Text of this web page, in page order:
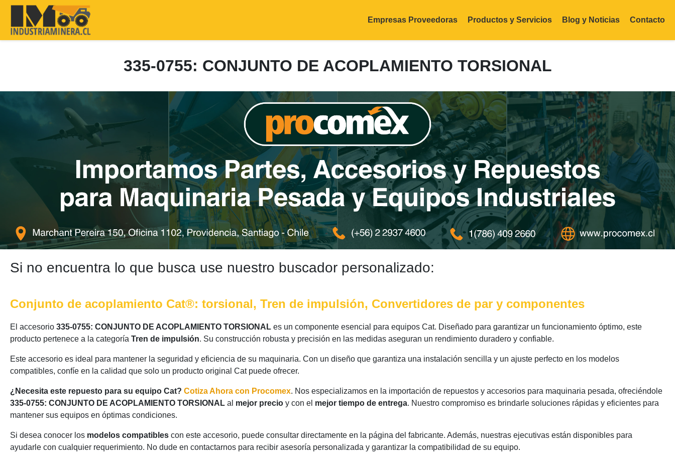
Empresas Proveedoras Productos y Servicios Blog y Noticias Contacto
335-0755: CONJUNTO DE ACOPLAMIENTO TORSIONAL
Si no encuentra lo que busca use nuestro buscador personalizado:
Conjunto de acoplamiento Cat®: torsional, Tren de impulsión, Convertidores de par y componentes
El accesorio 335-0755: CONJUNTO DE ACOPLAMIENTO TORSIONAL es un componente esencial para equipos Cat. Diseñado para garantizar un funcionamiento óptimo, este
producto pertenece a la categoría Tren de impulsión. Su construcción robusta y precisión en las medidas aseguran un rendimiento duradero y confiable.
Este accesorio es ideal para mantener la seguridad y eficiencia de su maquinaria. Con un diseño que garantiza una instalación sencilla y un ajuste perfecto en los modelos
compatibles, confíe en la calidad que solo un producto original Cat puede ofrecer.
¿Necesita este repuesto para su equipo Cat? Cotiza Ahora con Procomex. Nos especializamos en la importación de repuestos y accesorios para maquinaria pesada, ofreciéndole
335-0755: CONJUNTO DE ACOPLAMIENTO TORSIONAL al mejor precio y con el mejor tiempo de entrega. Nuestro compromiso es brindarle soluciones rápidas y eficientes para
mantener sus equipos en óptimas condiciones.
Si desea conocer los modelos compatibles con este accesorio, puede consultar directamente en la página del fabricante. Además, nuestras ejecutivas están disponibles para
ayudarle con cualquier requerimiento. No dude en contactarnos para recibir asesoría personalizada y garantizar la compatibilidad de su equipo.